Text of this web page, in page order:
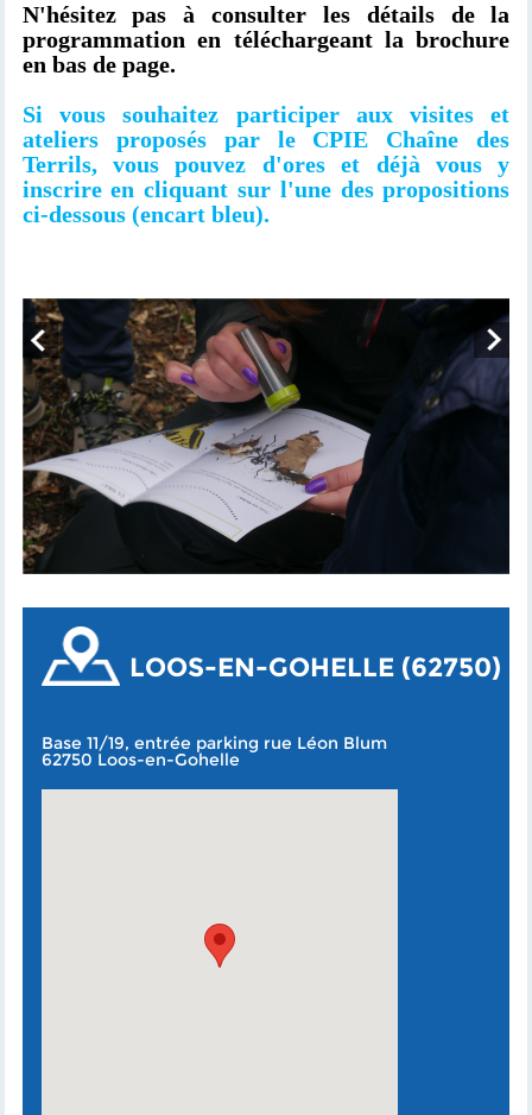
N'hésitez pas à consulter les détails de la
programmation en téléchargeant la brochure
en bas de page.
Si vous souhaitez participer aux visites et
ateliers proposés par le CPIE Chaîne des
Terrils, vous pouvez d'ores et déjà vous y
inscrire en cliquant sur l'une des propositions
ci-dessous (encart bleu).
LOOS-EN-GOHELLE (62750)
Base 11/19, entrée parking rue Léon Blum
62750 Loos-en-Gohelle